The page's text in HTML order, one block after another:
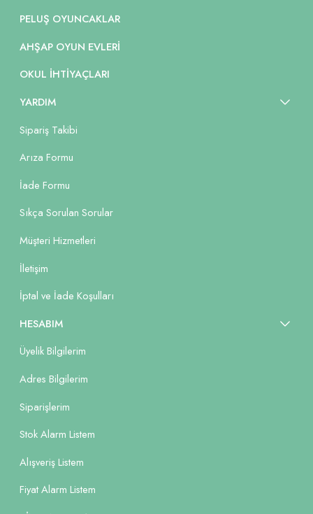
PELUŞ OYUNCAKLAR
AHŞAP OYUN EVLERI
OKUL İHTIYAÇLARI
YARDIM
Sipariş Takibi
Arıza Formu
İade Formu
Sıkça Sorulan Sorular
Müşteri Hizmetleri
İletişim
İptal ve İade Koşulları
HESABIM
Üyelik Bilgilerim
Adres Bilgilerim
Siparişlerim
Stok Alarm Listem
Alışveriş Listem
Fiyat Alarm Listem